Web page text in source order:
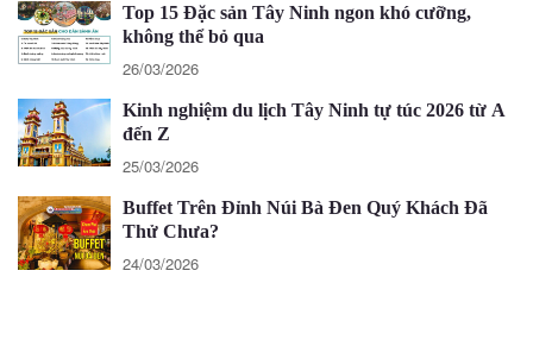
Top 15 Đặc sản Tây Ninh ngon khó cưỡng,
không thể bỏ qua
26/03/2026
Kinh nghiệm du lịch Tây Ninh tự túc 2026 từ A
đến Z
25/03/2026
Buffet Trên Đỉnh Núi Bà Đen Quý Khách Đã
Thử Chưa?
24/03/2026